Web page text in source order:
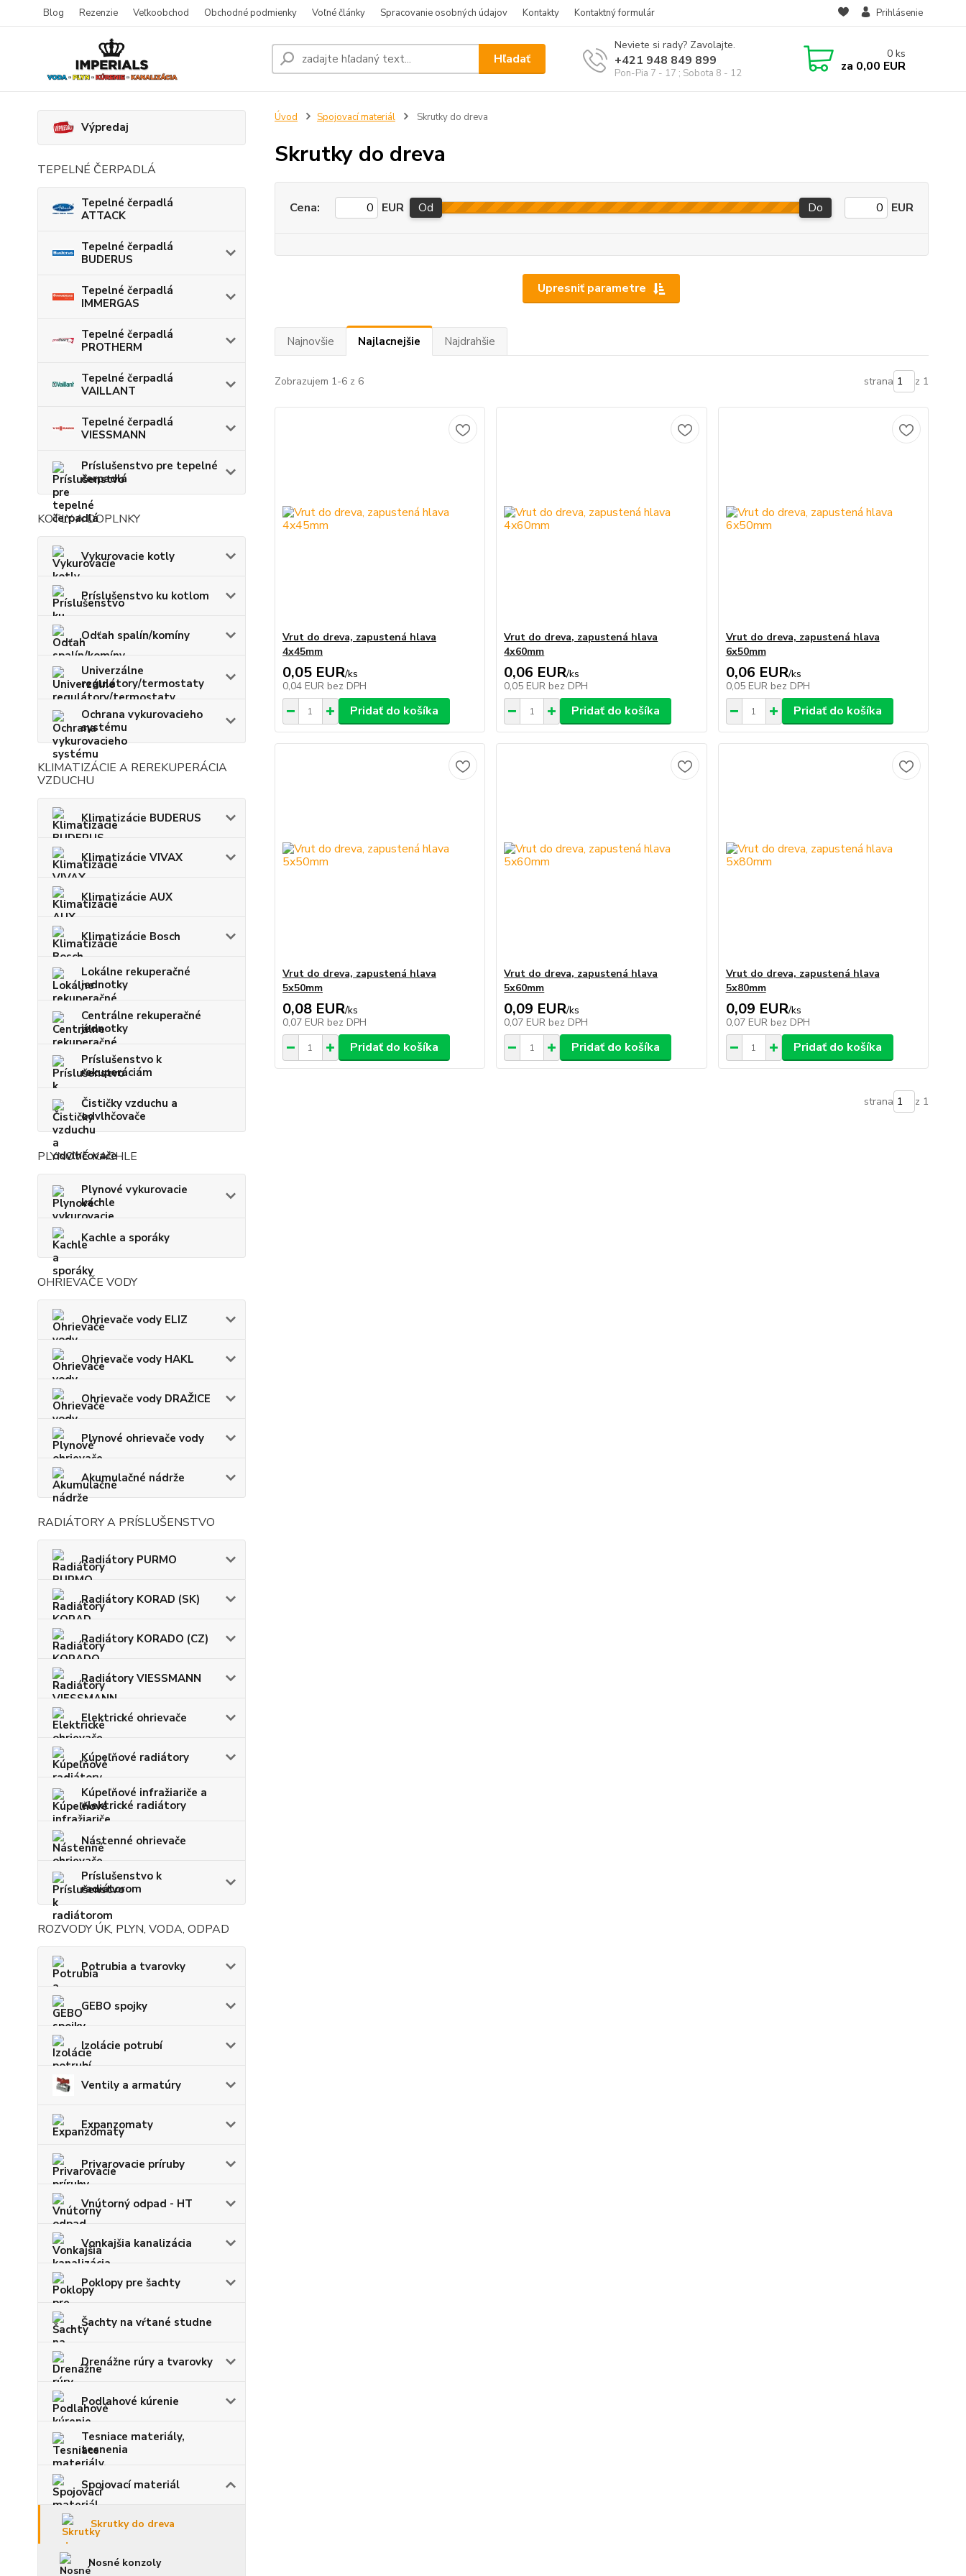
Blog Rezenzie Veľkoobchod Obchodné podmienky Voľné články Spracovanie osobných údajov Kontakty Kontaktný formulár Prihlásenie
Hľadať
Neviete si rady? Zavolajte.
+421 948 849 899
Pon-Pia 7 - 17 ; Sobota 8 - 12
0 ks
za 0,00 EUR
Výpredaj
TEPELNÉ ČERPADLÁ
Tepelné čerpadlá
ATTACK
Tepelné čerpadlá
BUDERUS
Tepelné čerpadlá
IMMERGAS
Tepelné čerpadlá
PROTHERM
Tepelné čerpadlá
VAILLANT
Tepelné čerpadlá
VIESSMANN
Príslušenstvo pre tepelné
čerpadlá
KOTLY A DOPLNKY
Vykurovacie kotly
Príslušenstvo ku kotlom
Odťah spalín/komíny
Univerzálne
regulátory/termostaty
Ochrana vykurovacieho
systému
KLIMATIZÁCIE A REREKUPERÁCIA
VZDUCHU
Klimatizácie BUDERUS
Klimatizácie VIVAX
Klimatizácie AUX
Klimatizácie Bosch
Lokálne rekuperačné
jednotky
Centrálne rekuperačné
jednotky
Príslušenstvo k
rekuperáciám
Čističky vzduchu a
odvlhčovače
PLYNOVÉ KACHLE
Plynové vykurovacie
kachle
Kachle a sporáky
OHRIEVAČE VODY
Ohrievače vody ELIZ
Ohrievače vody HAKL
Ohrievače vody DRAŽICE
Plynové ohrievače vody
Akumulačné nádrže
RADIÁTORY A PRÍSLUŠENSTVO
Radiátory PURMO
Radiátory KORAD (SK)
Radiátory KORADO (CZ)
Radiátory VIESSMANN
Elektrické ohrievače
Kúpeľňové radiátory
Kúpeľňové infražiariče a
elektrické radiátory
Nástenné ohrievače
Príslušenstvo k
radiátorom
ROZVODY ÚK, PLYN, VODA, ODPAD
Potrubia a tvarovky
GEBO spojky
Izolácie potrubí
Ventily a armatúry
Expanzomaty
Privarovacie príruby
Vnútorný odpad - HT
Vonkajšia kanalizácia
Poklopy pre šachty
Šachty na vŕtané studne
Drenážne rúry a tvarovky
Podlahové kúrenie
Tesniace materiály,
tesnenia
Spojovací materiál
Skrutky do dreva
Nosné konzoly
Úvod Spojovací materiál Skrutky do dreva
Skrutky do dreva
Upresniť parametre
Cena: EUR Od Do EUR
Najnovšie Najlacnejšie Najdrahšie
Zobrazujem 1-6 z 6 strana z 1
Vrut do dreva, zapustená hlava
4x45mm
0,05 EUR/ks
0,04 EUR bez DPH
Pridať do košíka
Vrut do dreva, zapustená hlava
4x60mm
0,06 EUR/ks
0,05 EUR bez DPH
Pridať do košíka
Vrut do dreva, zapustená hlava
6x50mm
0,06 EUR/ks
0,05 EUR bez DPH
Pridať do košíka
Vrut do dreva, zapustená hlava
5x50mm
0,08 EUR/ks
0,07 EUR bez DPH
Pridať do košíka
Vrut do dreva, zapustená hlava
5x60mm
0,09 EUR/ks
0,07 EUR bez DPH
Pridať do košíka
Vrut do dreva, zapustená hlava
5x80mm
0,09 EUR/ks
0,07 EUR bez DPH
Pridať do košíka
strana z 1